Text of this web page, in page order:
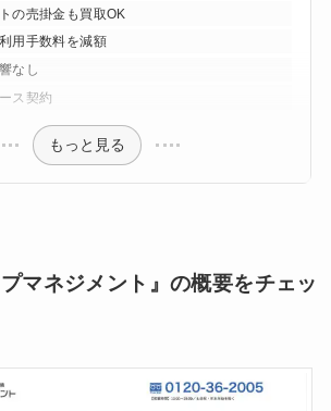
の売掛金も買取OK
用手数料を減額
なし
ス契約
もっと見る
プマネジメント』の概要をチェッ